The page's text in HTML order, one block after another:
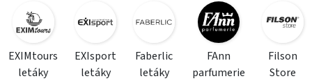
EXIMtours
letáky
EXIsport
letáky
Faberlic
letáky
FAnn
parfumerie
Filson
Store